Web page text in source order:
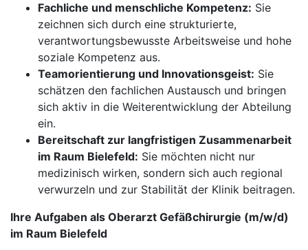
Fachliche und menschliche Kompetenz: Sie
zeichnen sich durch eine strukturierte,
verantwortungsbewusste Arbeitsweise und hohe
soziale Kompetenz aus.
Teamorientierung und Innovationsgeist: Sie
schätzen den fachlichen Austausch und bringen
sich aktiv in die Weiterentwicklung der Abteilung
ein.
Bereitschaft zur langfristigen Zusammenarbeit
im Raum Bielefeld: Sie möchten nicht nur
medizinisch wirken, sondern sich auch regional
verwurzeln und zur Stabilität der Klinik beitragen.
Ihre Aufgaben als Oberarzt Gefäßchirurgie (m/w/d)
im Raum Bielefeld